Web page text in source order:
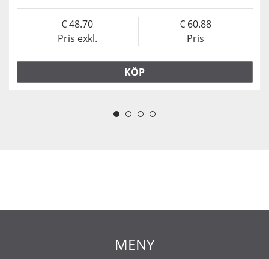
Pris exkl.
48.70
Pris
60.88
KÖP
MENY